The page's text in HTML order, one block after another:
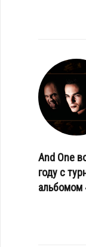
And One
году с
альбомом